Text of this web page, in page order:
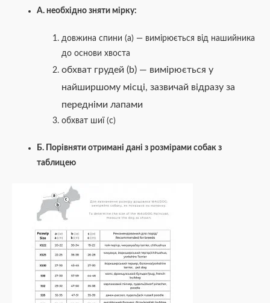
А. необхідно зняти мірку:
довжина спини (а) — вимірюється від нашийника
до основи хвоста
обхват грудей (b) — вимірюється у
найширшому місці, зазвичай відразу за
передніми лапами
обхват шиї (c)
Б. Порівняти отримані дані з розмірами собак з
таблицею